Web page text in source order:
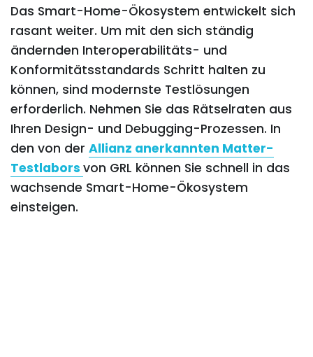
Das Smart-Home-Ökosystem entwickelt sich
rasant weiter. Um mit den sich ständig
ändernden Interoperabilitäts- und
Konformitätsstandards Schritt halten zu
können, sind modernste Testlösungen
erforderlich. Nehmen Sie das Rätselraten aus
Ihren Design- und Debugging-Prozessen. In
den von der Allianz anerkannten Matter-
Testlabors von GRL können Sie schnell in das
wachsende Smart-Home-Ökosystem
einsteigen.